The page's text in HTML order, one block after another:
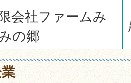
会社ファームみ
の郷